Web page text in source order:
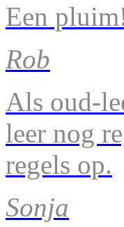
Een
Rob
Als oud-
leer nog
regels op.
Sonja